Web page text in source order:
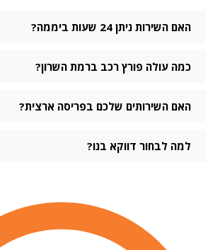
האם השירות ניתן 24 שעות ביממה?
כמה עולה פורץ רכב ברמת השרון?
האם השירותים שלכם בפריסה ארצית?
למה לבחור דווקא בנו?